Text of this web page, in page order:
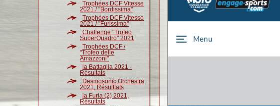
Trophées DCF Vitesse
2021 / "Bordissima"
Trophées DCF Vitesse
2021 / "Furissima"
Challenge "Trofeo
SuperQuadro" 2021
Trophées DCF /
"Trofeo delle
Amazzoni"
la Battaglia 2021 -
Résultats
Desmosonic Orchestra
2021, Résulttats
la Furia (2) 2021,
Résultats